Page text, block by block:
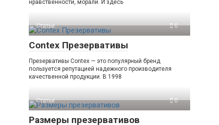
нравственности, морали. И здесь
Статьи 0
Contex Презервативы
Презервативы Contex — это популярный бренд
пользуется репутацией надежного производителя
качественной продукции. В 1998
Статьи 0
Размеры презервативов